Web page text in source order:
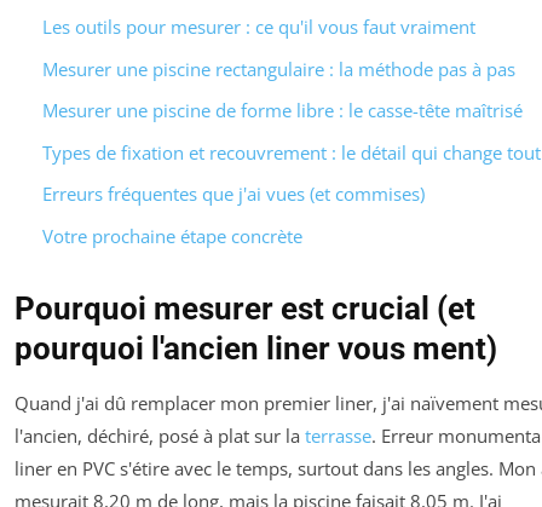
Les outils pour mesurer : ce qu'il vous faut vraiment
Mesurer une piscine rectangulaire : la méthode pas à pas
Mesurer une piscine de forme libre : le casse-tête maîtrisé
Types de fixation et recouvrement : le détail qui change tout
Erreurs fréquentes que j'ai vues (et commises)
Votre prochaine étape concrète
Pourquoi mesurer est crucial (et
pourquoi l'ancien liner vous ment)
Quand j'ai dû remplacer mon premier liner, j'ai naïvement
l'ancien, déchiré, posé à plat sur la terrasse. Erreur
liner en PVC s'étire avec le temps, surtout dans les angles. Mon
mesurait 8,20 m de long, mais la piscine faisait 8,05 m. J'ai